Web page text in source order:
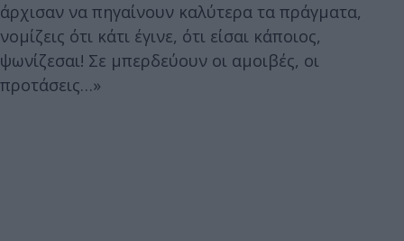
άρχισαν να πηγαίνουν καλύτερα τα πράγματα,
νομίζεις ότι κάτι έγινε, ότι είσαι κάποιος,
ψωνίζεσαι! Σε μπερδεύουν οι αμοιβές, οι
προτάσεις…»